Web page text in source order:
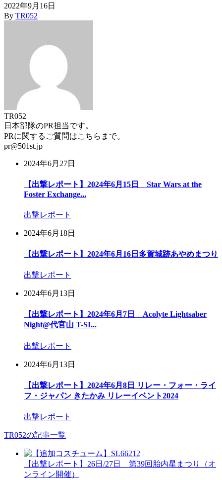
2022年9月16日
By TR052
TR052
日本部隊のPR担当です。
PRに関するご質問はこちらまで。
pr@501st.jp
2024年6月27日
【出撃レポート】2024年6月15日 Star Wars at the
Foster Exchange...
出撃レポート
2024年6月18日
【出撃レポート】2024年6月16日多賀城跡あやめまつり
出撃レポート
2024年6月13日
【出撃レポート】2024年6月7日 Acolyte Lightsaber
Night@代官山 T-SI...
出撃レポート
2024年6月13日
【出撃レポート】2024年6月8日 リレー・フォー・ライ
フ・ジャパン きたかみ リレーイベント2024
出撃レポート
TR052の記事一覧
【出撃レポート】26日/27日 第39回胎内星まつり（オ
ンライン開催）